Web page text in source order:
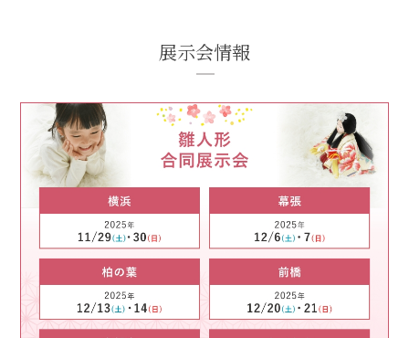
展示会情報